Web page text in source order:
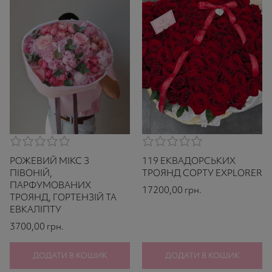
0,0
rating
based
on
521
ratings
РОЖЕВИЙ МІКС З
ПІВОНІЙ,
ПАРФУМОВАНИХ
ТРОЯНД, ГОРТЕНЗІЙ ТА
ЕВКАЛІПТУ
3700,00 грн.
ДОДАТИ В КОШИК
0,0
rating
based
on
ratings
119 ЕКВАДОРСЬКИХ
ТРОЯНД СОРТУ EXPLORER
17200,00 грн.
ДОДАТИ В КОШИК